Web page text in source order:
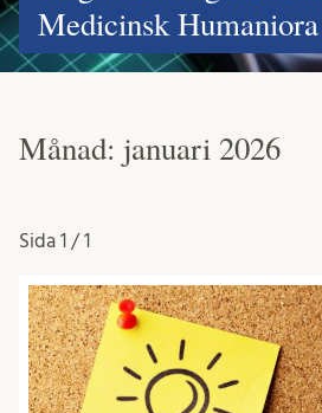
Medicinsk Humaniora
Månad: januari 2026
Sida 1 / 1